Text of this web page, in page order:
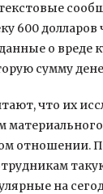
600
о
сумму
что их
отношении.
на